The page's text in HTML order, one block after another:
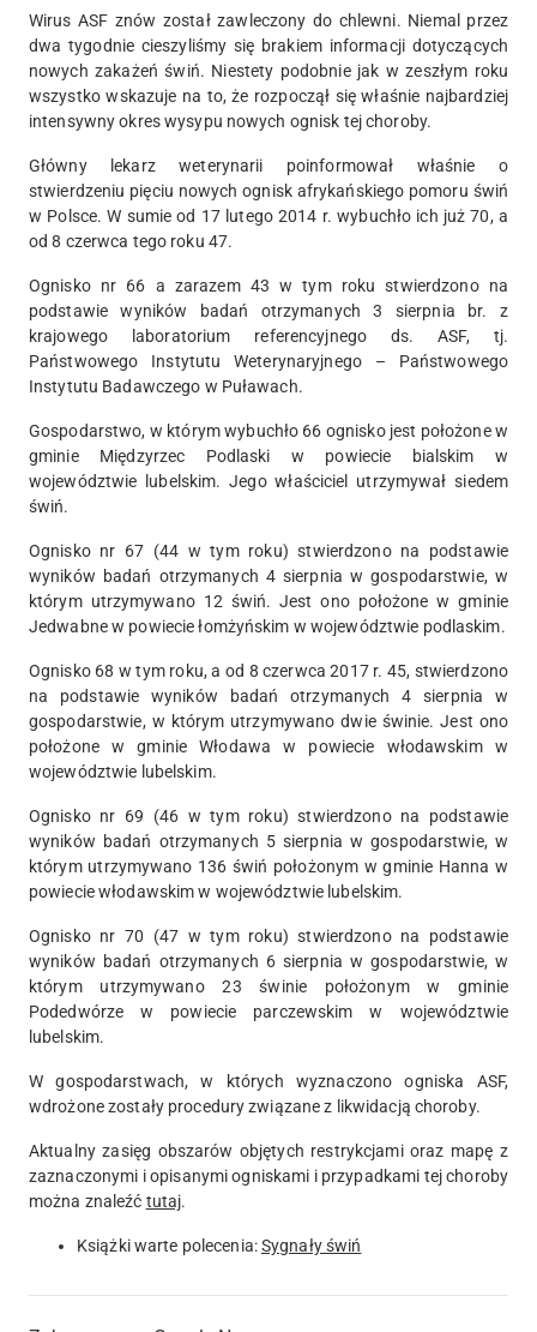
Wirus ASF znów został zawleczony do chlewni. Niemal przez
dwa tygodnie cieszyliśmy się brakiem informacji dotyczących
nowych zakażeń świń. Niestety podobnie jak w zeszłym roku
wszystko wskazuje na to, że rozpoczął się właśnie najbardziej
intensywny okres wysypu nowych ognisk tej choroby.
Główny lekarz weterynarii poinformował właśnie o
stwierdzeniu pięciu nowych ognisk afrykańskiego pomoru świń
w Polsce. W sumie od 17 lutego 2014 r. wybuchło ich już 70, a
od 8 czerwca tego roku 47.
Ognisko nr 66 a zarazem 43 w tym roku stwierdzono na
podstawie wyników badań otrzymanych 3 sierpnia br. z
krajowego laboratorium referencyjnego ds. ASF, tj.
Państwowego Instytutu Weterynaryjnego – Państwowego
Instytutu Badawczego w Puławach.
Gospodarstwo, w którym wybuchło 66 ognisko jest położone w
gminie Międzyrzec Podlaski w powiecie bialskim w
województwie lubelskim. Jego właściciel utrzymywał siedem
świń.
Ognisko nr 67 (44 w tym roku) stwierdzono na podstawie
wyników badań otrzymanych 4 sierpnia w gospodarstwie, w
którym utrzymywano 12 świń. Jest ono położone w gminie
Jedwabne w powiecie łomżyńskim w województwie podlaskim.
Ognisko 68 w tym roku, a od 8 czerwca 2017 r. 45, stwierdzono
na podstawie wyników badań otrzymanych 4 sierpnia w
gospodarstwie, w którym utrzymywano dwie świnie. Jest ono
położone w gminie Włodawa w powiecie włodawskim w
województwie lubelskim.
Ognisko nr 69 (46 w tym roku) stwierdzono na podstawie
wyników badań otrzymanych 5 sierpnia w gospodarstwie, w
którym utrzymywano 136 świń położonym w gminie Hanna w
powiecie włodawskim w województwie lubelskim.
Ognisko nr 70 (47 w tym roku) stwierdzono na podstawie
wyników badań otrzymanych 6 sierpnia w gospodarstwie, w
którym utrzymywano 23 świnie położonym w gminie
Podedwórze w powiecie parczewskim w województwie
lubelskim.
W gospodarstwach, w których wyznaczono ogniska ASF,
wdrożone zostały procedury związane z likwidacją choroby.
Aktualny zasięg obszarów objętych restrykcjami oraz mapę z
zaznaczonymi i opisanymi ogniskami i przypadkami tej choroby
można znaleźć tutaj.
Książki warte polecenia:Sygnały świń